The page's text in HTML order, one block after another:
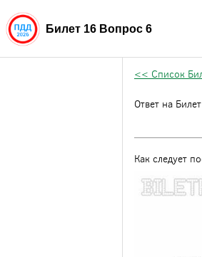
Билет 16 Вопрос 6
<< Список
Ответ на
Как следует